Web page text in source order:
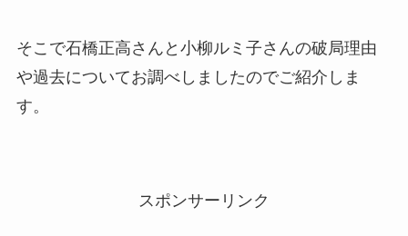
そこで石橋正高さんと小柳ルミ子さんの破局理由
や過去についてお調べしましたのでご紹介しま
す。
スポンサーリンク